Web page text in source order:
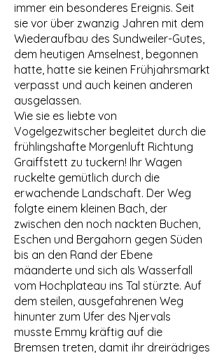
immer ein besonderes Ereignis. Seit
sie vor über zwanzig Jahren mit dem
Wiederaufbau des Sundweiler-Gutes,
dem heutigen Amselnest, begonnen
hatte, hatte sie keinen Frühjahrsmarkt
verpasst und auch keinen anderen
ausgelassen.
Wie sie es liebte von
Vogelgezwitscher begleitet durch die
frühlingshafte Morgenluft Richtung
Graiffstett zu tuckern! Ihr Wagen
ruckelte gemütlich durch die
erwachende Landschaft. Der Weg
folgte einem kleinen Bach, der
zwischen den noch nackten Buchen,
Eschen und Bergahorn gegen Süden
bis an den Rand der Ebene
mäanderte und sich als Wasserfall
vom Hochplateau ins Tal stürzte. Auf
dem steilen, ausgefahrenen Weg
hinunter zum Ufer des Njervals
musste Emmy kräftig auf die
Bremsen treten, damit ihr dreirädriges